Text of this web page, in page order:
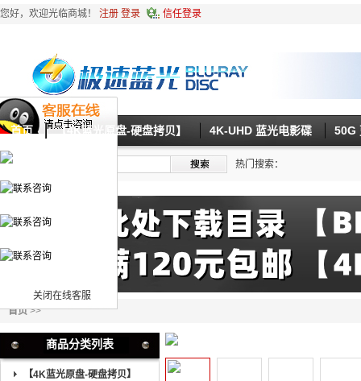
关闭在线客服
您好，欢迎光临商城！ 注册 登录 信任登录
首页 【4K蓝光原盘-硬盘拷贝】 4K-UHD 蓝光电影碟 50G
热门搜索：
首页>>
商品分类列表
【4K蓝光原盘-硬盘拷贝】